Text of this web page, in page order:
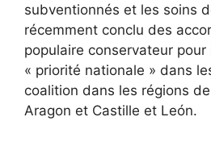
subventionnés et les soins
récemment conclu des
populaire conservateur
« priorité nationale » dans
coalition dans les régions de
Aragon et Castille et León.